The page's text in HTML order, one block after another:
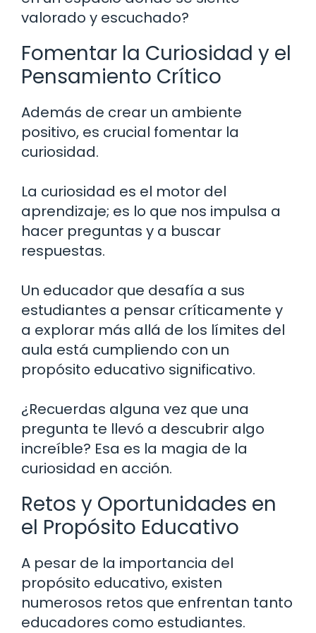
valorado y escuchado?
Fomentar la Curiosidad y el
Pensamiento Crítico
Además de crear un ambiente
positivo, es crucial fomentar la
curiosidad.
La curiosidad es el motor del
aprendizaje; es lo que nos impulsa a
hacer preguntas y a buscar
respuestas.
Un educador que desafía a sus
estudiantes a pensar críticamente y
a explorar más allá de los límites del
aula está cumpliendo con un
propósito educativo significativo.
¿Recuerdas alguna vez que una
pregunta te llevó a descubrir algo
increíble? Esa es la magia de la
curiosidad en acción.
Retos y Oportunidades en
el Propósito Educativo
A pesar de la importancia del
propósito educativo, existen
numerosos retos que enfrentan tanto
educadores como estudiantes.